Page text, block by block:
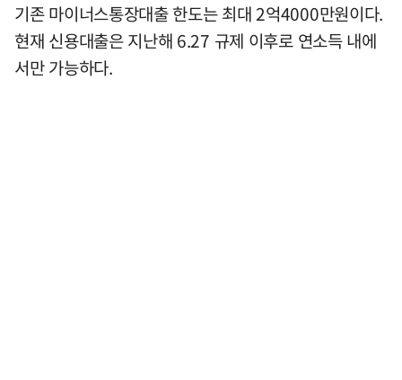
기존 마이너스통장대출 한도는 최대 2억4000만원이다.
현재 신용대출은 지난해 6.27 규제 이후로 연소득 내에
서만 가능하다.